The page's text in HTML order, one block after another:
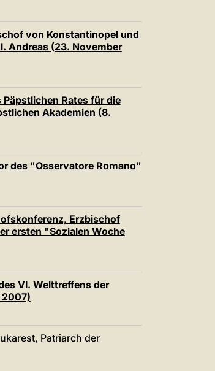
von Konstantinopel und
Andreas (23. November
Rates für die
Akademien (8.
des "Osservatore Romano"
Erzbischof
ersten "Sozialen Woche
VI. Welttreffens der
2007)
Patriarch der